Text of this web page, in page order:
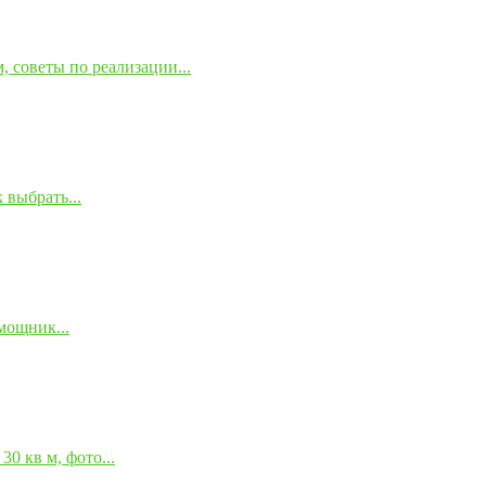
по реализации...
выбрать...
кв м, фото...